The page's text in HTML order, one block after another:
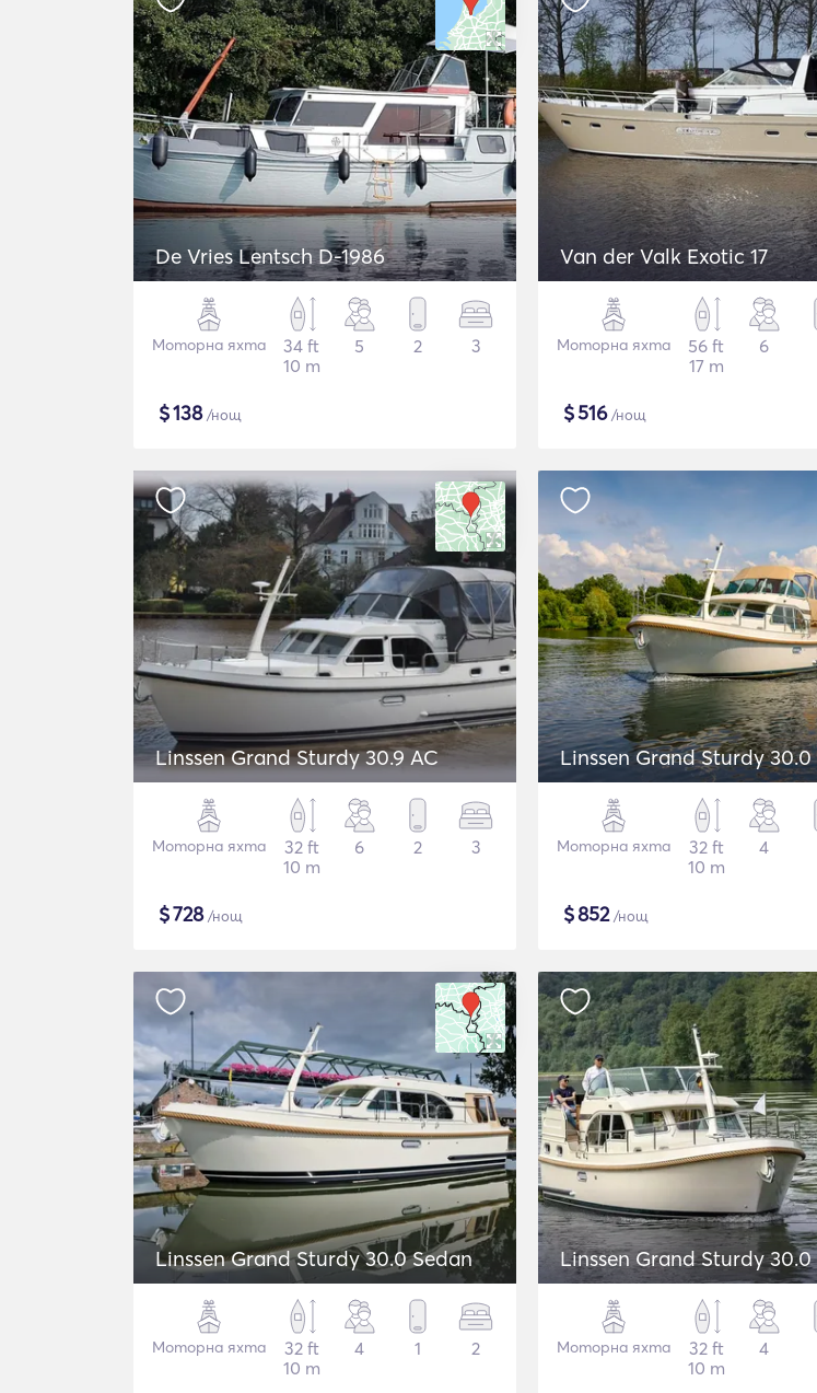
De Vries Lentsch D-1986
Моторна яхта
34 ft
10 m
5 2 3
$138/нощ
Van der Valk Exotic 17
Моторна яхта
56 ft
17 m
6
$516/нощ
Linssen Grand Sturdy 30.9 AC
Моторна яхта
32 ft
10 m
6 2 3
$728/нощ
Linssen Grand Sturdy 30.0
Моторна яхта
32 ft
10 m
4
$852/нощ
Linssen Grand Sturdy 30.0 Sedan
Моторна яхта
32 ft
10 m
4 1 2
Linssen Grand Sturdy 30.0
Моторна яхта
32 ft
10 m
4